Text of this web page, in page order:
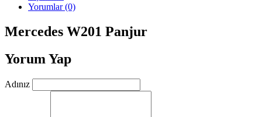
Yorumlar (0)
Mercedes W201 Panjur
Yorum Yap
Adınız